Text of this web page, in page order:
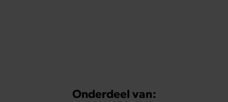
Onderdeel van: